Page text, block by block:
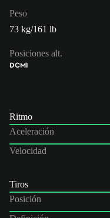
Peso
73 kg/161 lb
Posiciones alt.
DCMI
Ritmo
Aceleración
Velocidad
Tiros
Posición